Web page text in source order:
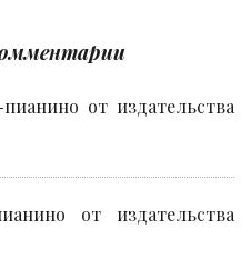
от издательства
от издательства